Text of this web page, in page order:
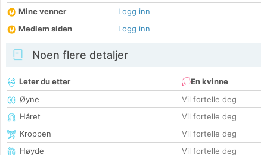
Mine venner
Logg inn
Medlem siden
Logg inn
Noen flere detaljer
Leter du etter
En kvinne
Øyne
Vil fortelle deg
Håret
Vil fortelle deg
Kroppen
Vil fortelle deg
Høyde
Vil fortelle deg